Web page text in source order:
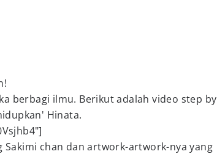
berbagi ilmu. Berikut adalah video step by
Hinata.
Sakimi chan dan artwork-artwork-nya yang